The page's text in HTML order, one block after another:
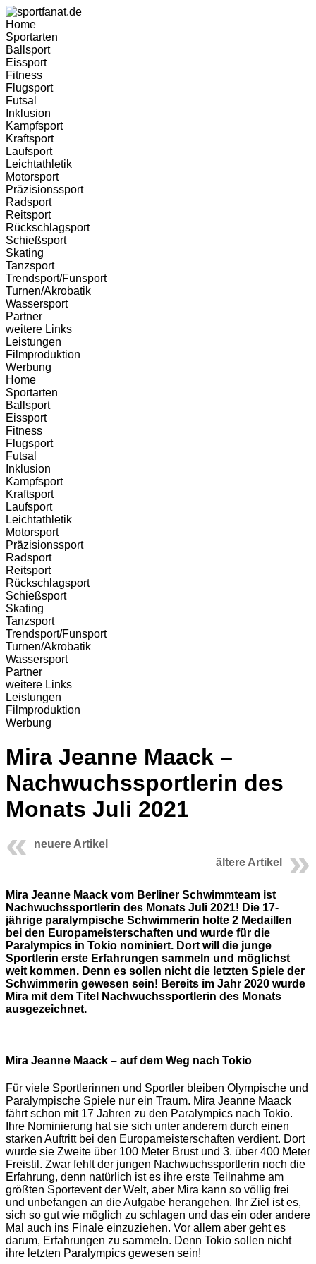
Zum
Inhalt
wechseln
Home
Sportarten
Ballsport
Eissport
Fitness
Flugsport
Futsal
Inklusion
Kampfsport
Kraftsport
Laufsport
Leichtathletik
Motorsport
Präzisionssport
Radsport
Reitsport
Rückschlagsport
Schießsport
Skating
Tanzsport
Trendsport/Funsport
Turnen/Akrobatik
Wassersport
Partner
weitere Links
Leistungen
Filmproduktion
Werbung
Menü
Home
Sportarten
Ballsport
Eissport
Fitness
Flugsport
Futsal
Inklusion
Kampfsport
Kraftsport
Laufsport
Leichtathletik
Motorsport
Präzisionssport
Radsport
Reitsport
Rückschlagsport
Schießsport
Skating
Tanzsport
Trendsport/Funsport
Turnen/Akrobatik
Wassersport
Partner
weitere Links
Leistungen
Filmproduktion
Werbung
Mira Jeanne Maack –
Nachwuchssportlerin des
Monats Juli 2021
neuere Artikel
ältere Artikel
Mira Jeanne Maack vom Berliner Schwimmteam ist
Nachwuchssportlerin des Monats Juli 2021! Die 17-
jährige paralympische Schwimmerin holte 2 Medaillen
bei den Europameisterschaften und wurde für die
Paralympics in Tokio nominiert. Dort will die junge
Sportlerin erste Erfahrungen sammeln und möglichst
weit kommen. Denn es sollen nicht die letzten Spiele der
Schwimmerin gewesen sein! Bereits im Jahr 2020 wurde
Mira mit dem Titel Nachwuchssportlerin des Monats
ausgezeichnet.
Mira Jeanne Maack – auf dem Weg nach Tokio
Für viele Sportlerinnen und Sportler bleiben Olympische und
Paralympische Spiele nur ein Traum. Mira Jeanne Maack
fährt schon mit 17 Jahren zu den Paralympics nach Tokio.
Ihre Nominierung hat sie sich unter anderem durch einen
starken Auftritt bei den Europameisterschaften verdient. Dort
wurde sie Zweite über 100 Meter Brust und 3. über 400 Meter
Freistil. Zwar fehlt der jungen Nachwuchssportlerin noch die
Erfahrung, denn natürlich ist es ihre erste Teilnahme am
größten Sportevent der Welt, aber Mira kann so völlig frei
und unbefangen an die Aufgabe herangehen. Ihr Ziel ist es,
sich so gut wie möglich zu schlagen und das ein oder andere
Mal auch ins Finale einzuziehen. Vor allem aber geht es
darum, Erfahrungen zu sammeln. Denn Tokio sollen nicht
ihre letzten Paralympics gewesen sein!